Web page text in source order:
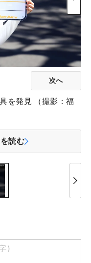
次へ
を発見 （撮影：福
読む